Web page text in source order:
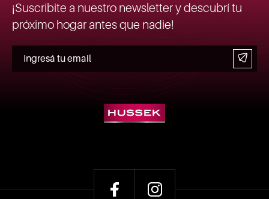
¡Suscribite a nuestro newsletter y descubrí tu
próximo hogar antes que nadie!